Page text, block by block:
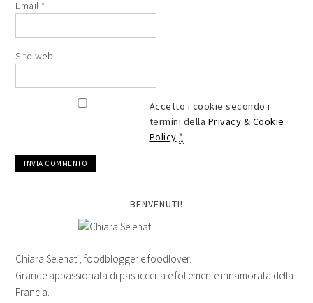
Email*
Sito web
Accetto i cookie secondo i
termini della Privacy & Cookie
Policy *
BENVENUTI!
Chiara Selenati, foodblogger e foodlover.
Grande appassionata di pasticceria e follemente innamorata della
Francia.